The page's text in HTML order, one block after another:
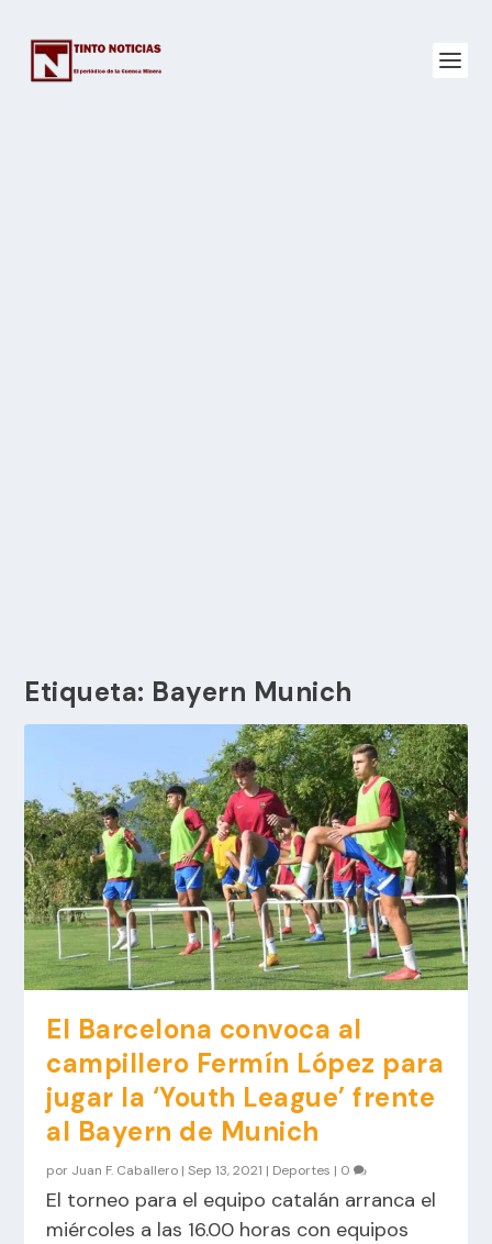
Etiqueta: Bayern Munich
El Barcelona convoca al
campillero Fermín López para
jugar la ‘Youth League’ frente
al Bayern de Munich
por Juan F. Caballero |Sep 13, 2021 | Deportes | 0
El torneo para el equipo catalán arranca el
miércoles a las 16.00 horas con equipos